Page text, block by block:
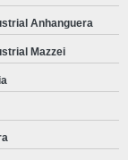
Anhanguera
Mazzei